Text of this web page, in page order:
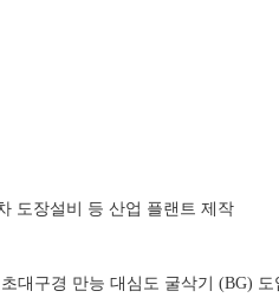
도장설비 등 산업 플랜트 제작
대구경 만능 대심도 굴삭기 (BG) 도